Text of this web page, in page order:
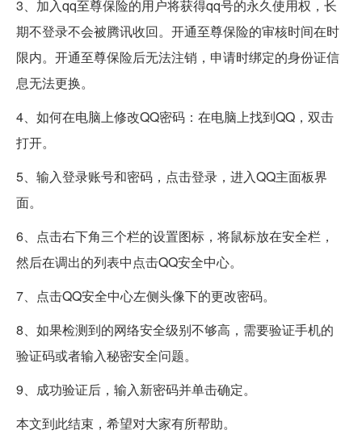
3、加入qq至尊保险的用户将获得qq号的永久使用权，长
期不登录不会被腾讯收回。开通至尊保险的审核时间在时
限内。开通至尊保险后无法注销，申请时绑定的身份证信
息无法更换。
4、如何在电脑上修改QQ密码：在电脑上找到QQ，双击
打开。
5、输入登录账号和密码，点击登录，进入QQ主面板界
面。
6、点击右下角三个栏的设置图标，将鼠标放在安全栏，
然后在调出的列表中点击QQ安全中心。
7、点击QQ安全中心左侧头像下的更改密码。
8、如果检测到的网络安全级别不够高，需要验证手机的
验证码或者输入秘密安全问题。
9、成功验证后，输入新密码并单击确定。
本文到此结束，希望对大家有所帮助。